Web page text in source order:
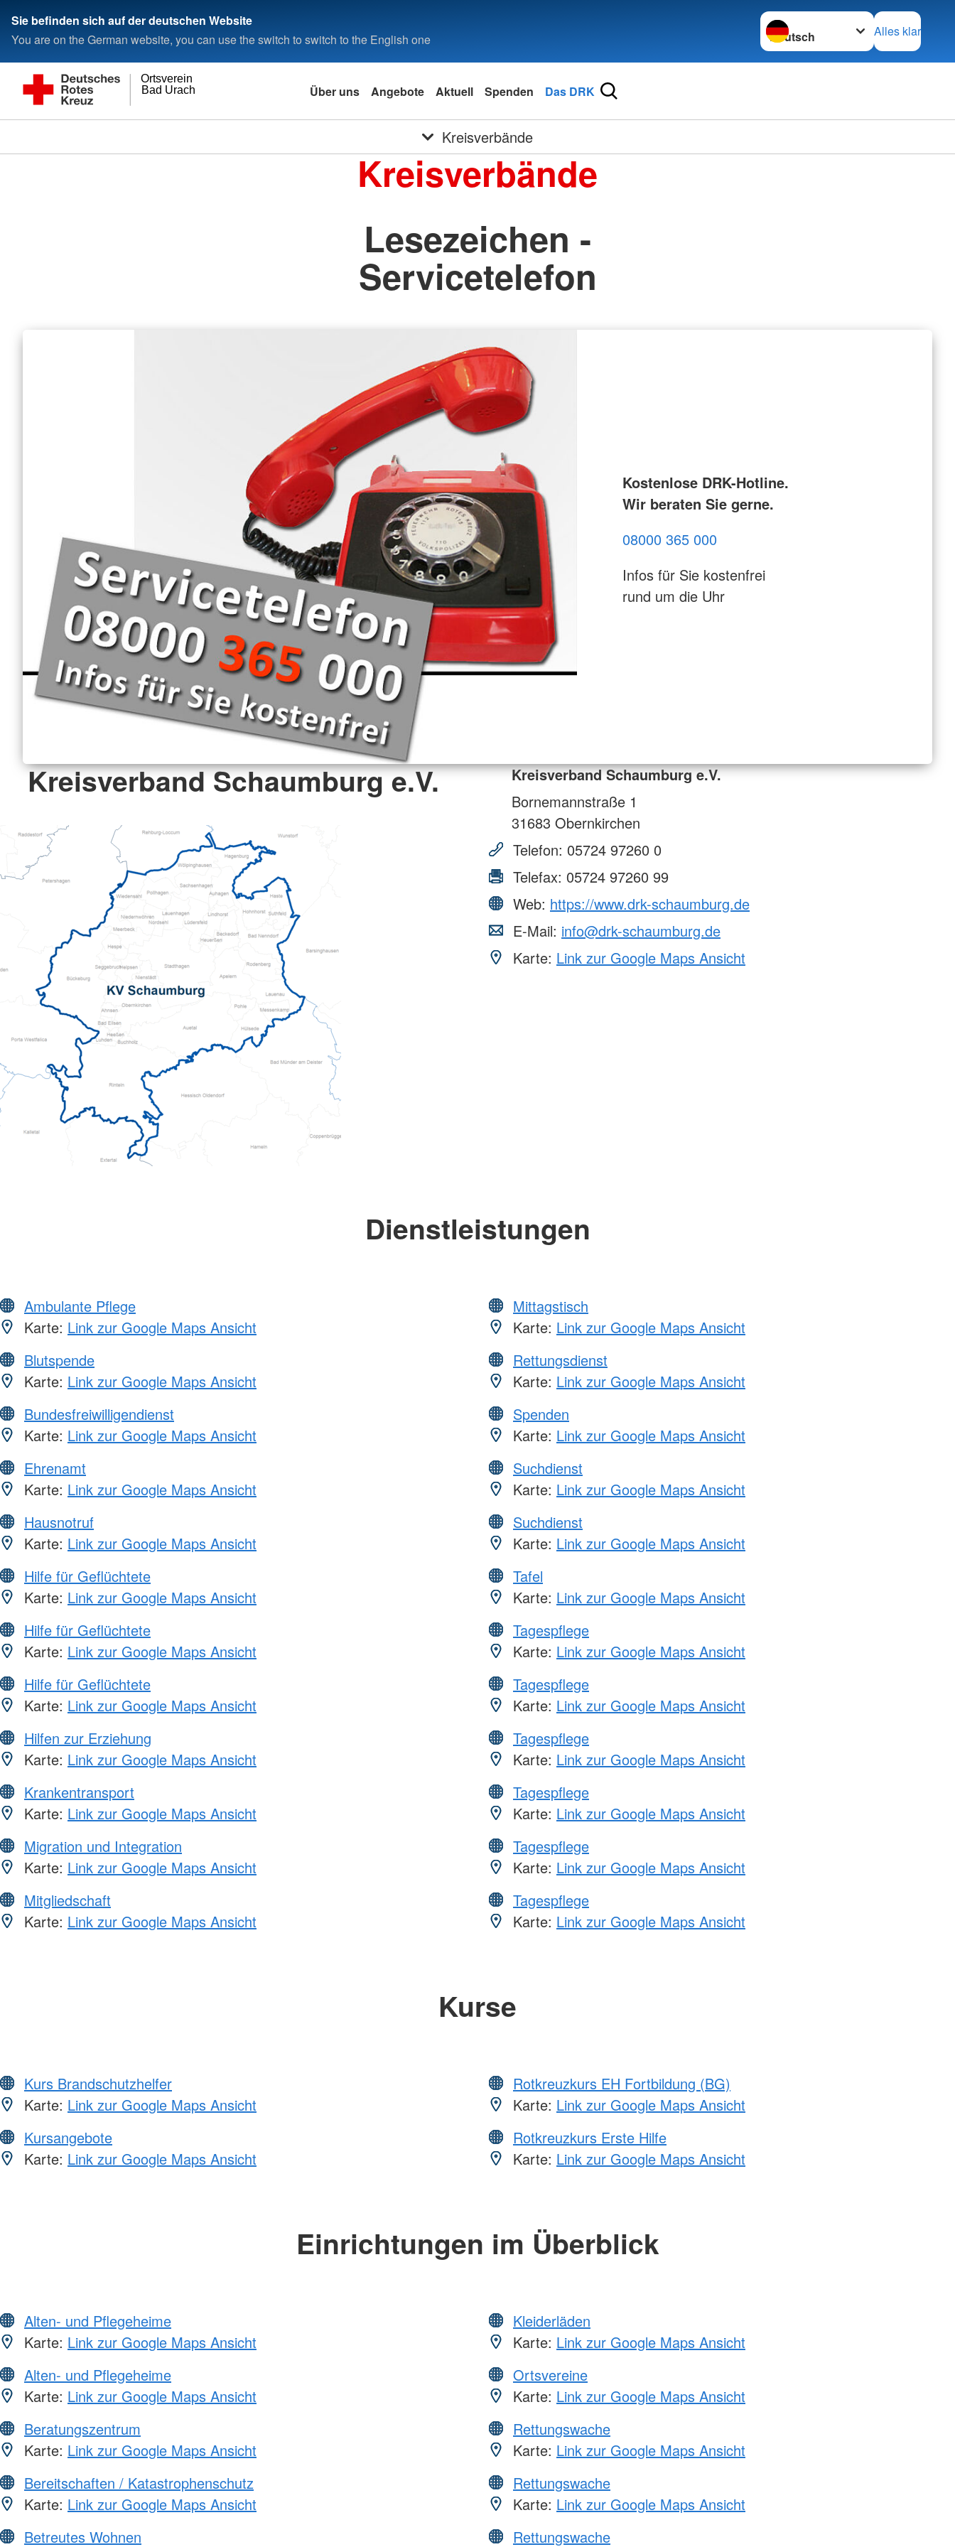
Sie befinden sich auf der deutschen Website
You are on the German website, you can use the switch to switch to the English one
Sprache wechseln zu
Alles klar
Bad Urach
Ortsverein
Über uns Angebote Aktuell Spenden Das DRK
Kreisverbände
Kreisverbände
Lesezeichen -
Servicetelefon
Kostenlose DRK-Hotline.
Wir beraten Sie gerne.
08000 365 000
Infos für Sie kostenfrei
rund um die Uhr
Kreisverband Schaumburg e.V.
Kreisverband Schaumburg e.V.
Bornemannstraße 1
31683 Obernkirchen
Telefon: 05724 97260 0
Telefax: 05724 97260 99
Web: https://www.drk-schaumburg.de
E-Mail: info@drk-schaumburg.de
Karte: Link zur Google Maps Ansicht
Dienstleistungen
Ambulante Pflege
Karte: Link zur Google Maps Ansicht
Blutspende
Karte: Link zur Google Maps Ansicht
Bundesfreiwilligendienst
Karte: Link zur Google Maps Ansicht
Ehrenamt
Karte: Link zur Google Maps Ansicht
Hausnotruf
Karte: Link zur Google Maps Ansicht
Hilfe für Geflüchtete
Karte: Link zur Google Maps Ansicht
Hilfe für Geflüchtete
Karte: Link zur Google Maps Ansicht
Hilfe für Geflüchtete
Karte: Link zur Google Maps Ansicht
Hilfen zur Erziehung
Karte: Link zur Google Maps Ansicht
Krankentransport
Karte: Link zur Google Maps Ansicht
Migration und Integration
Karte: Link zur Google Maps Ansicht
Mitgliedschaft
Karte: Link zur Google Maps Ansicht
Mittagstisch
Karte: Link zur Google Maps Ansicht
Rettungsdienst
Karte: Link zur Google Maps Ansicht
Spenden
Karte: Link zur Google Maps Ansicht
Suchdienst
Karte: Link zur Google Maps Ansicht
Suchdienst
Karte: Link zur Google Maps Ansicht
Tafel
Karte: Link zur Google Maps Ansicht
Tagespflege
Karte: Link zur Google Maps Ansicht
Tagespflege
Karte: Link zur Google Maps Ansicht
Tagespflege
Karte: Link zur Google Maps Ansicht
Tagespflege
Karte: Link zur Google Maps Ansicht
Tagespflege
Karte: Link zur Google Maps Ansicht
Tagespflege
Karte: Link zur Google Maps Ansicht
Kurse
Kurs Brandschutzhelfer
Karte: Link zur Google Maps Ansicht
Kursangebote
Karte: Link zur Google Maps Ansicht
Rotkreuzkurs EH Fortbildung (BG)
Karte: Link zur Google Maps Ansicht
Rotkreuzkurs Erste Hilfe
Karte: Link zur Google Maps Ansicht
Einrichtungen im Überblick
Alten- und Pflegeheime
Karte: Link zur Google Maps Ansicht
Alten- und Pflegeheime
Karte: Link zur Google Maps Ansicht
Beratungszentrum
Karte: Link zur Google Maps Ansicht
Bereitschaften / Katastrophenschutz
Karte: Link zur Google Maps Ansicht
Betreutes Wohnen
Kleiderläden
Karte: Link zur Google Maps Ansicht
Ortsvereine
Karte: Link zur Google Maps Ansicht
Rettungswache
Karte: Link zur Google Maps Ansicht
Rettungswache
Karte: Link zur Google Maps Ansicht
Rettungswache